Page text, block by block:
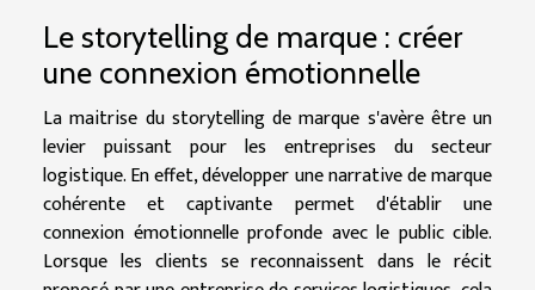
Le storytelling de marque : créer
une connexion émotionnelle
La maitrise du storytelling de marque s'avère être un
levier puissant pour les entreprises du secteur
logistique. En effet, développer une narrative de marque
cohérente et captivante permet d'établir une
connexion émotionnelle profonde avec le public cible.
Lorsque les clients se reconnaissent dans le récit